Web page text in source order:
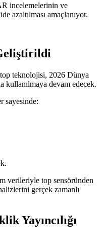
incelemelerinin ve
azaltılması amaçlanıyor.
teknolojisi, 2026 Dünya
kullanılmaya devam edecek.
sayesinde:
verileriyle top sensöründen
gerçek zamanlı
Yayıncılığı